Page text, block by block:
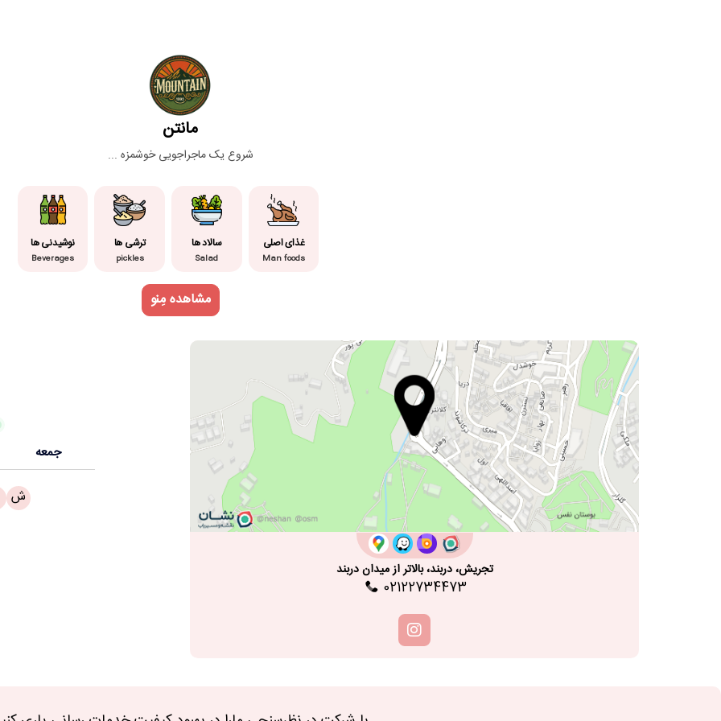
مانتن
شروع یک ماجراجویی خوشمزه ...
غذای اصلی
Man foods
سالاد ها
Salad
ترشی ها
pickles
نوشیدنی ها
Beverages
مشاهده مِنو
تجریش، دربند، بالاتر از میدان دربند
02122734473
جمعه
پنجشنبه
آماده سفارش گیری هستیم
پنجشنبه
ش